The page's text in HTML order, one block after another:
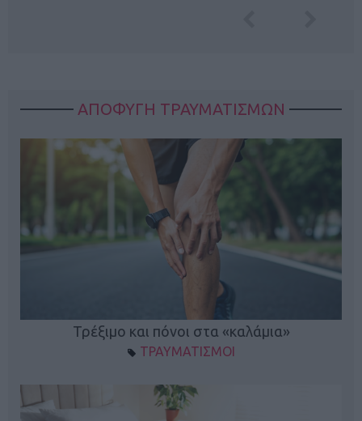
ΑΠΟΦΥΓΗ ΤΡΑΥΜΑΤΙΣΜΩΝ
Τρέξιμο και πόνοι στα «καλάμια»
ΤΡΑΥΜΑΤΙΣΜΟΙ